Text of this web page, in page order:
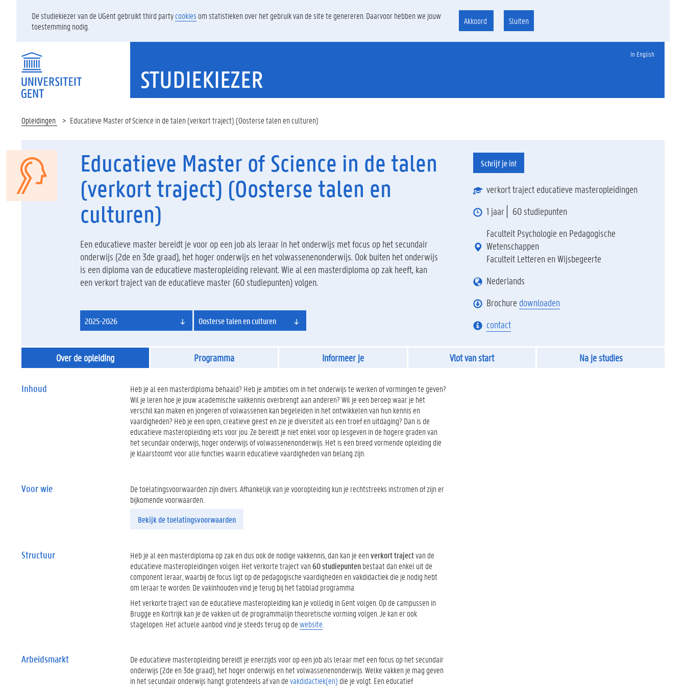
De studiekiezer van de UGent gebruikt third partycookies om statistieken over het gebruik van de site te genereren. Daarvoor hebben we jouw
toestemming nodig.
Akkoord Sluiten
In English
STUDIEKIEZER
Opleidingen Educatieve Master of Science in de talen (verkort traject) (Oosterse talen en culturen)
Educatieve Master of Science in de talen
(verkort traject) (Oosterse talen en
culturen)
Een educatieve master bereidt je voor op een job als leraar in het onderwijs met focus op het secundair
onderwijs (2de en 3de graad), het hoger onderwijs en het volwassenenonderwijs. Ook buiten het onderwijs
is een diploma van de educatieve masteropleiding relevant. Wie al een masterdiploma op zak heeft, kan
een verkort traject van de educatieve master (60 studiepunten) volgen.
2025-2026 Oosterse talen en culturen
Schrijf je in!
verkort traject educatieve masteropleidingen
1 jaar
60 studiepunten
Faculteit Psychologie en Pedagogische
Wetenschappen
Faculteit Letteren en Wijsbegeerte
Nederlands
Brochure downloaden
contact
Over de opleiding Programma Informeer je Vlot van start Na je studies
Inhoud
Heb je al een masterdiploma behaald? Heb je ambities om in het onderwijs te werken of vormingen te geven?
Wil je leren hoe je jouw academische vakkennis overbrengt aan anderen? Wil je een beroep waar je hét
verschil kan maken en jongeren of volwassenen kan begeleiden in het ontwikkelen van hun kennis en
vaardigheden? Heb je een open, creatieve geest en zie je diversiteit als een troef en uitdaging? Dan is de
educatieve masteropleiding iets voor jou. Ze bereidt je niet enkel voor op lesgeven in de hogere graden van
het secundair onderwijs, hoger onderwijs of volwassenenonderwijs. Het is een breed vormende opleiding die
je klaarstoomt voor alle functies waarin educatieve vaardigheden van belang zijn.
Voor wie
De toelatingsvoorwaarden zijn divers. Afhankelijk van je vooropleiding kun je rechtstreeks instromen of zijn er
bijkomende voorwaarden.
Bekijk de toelatingsvoorwaarden
Structuur Heb je al een masterdiploma op zak en dus ook de nodige vakkennis, dan kan je eenverkort trajectvan de
educatieve masteropleidingen volgen. Het verkorte traject van60 studiepuntenbestaat dan enkel uit de
component leraar, waarbij de focus ligt op de pedagogische vaardigheden en vakdidactiek die je nodig hebt
om leraar te worden. De vakinhouden vind je terug bij het tabblad programma.
Het verkorte traject van de educatieve masteropleiding kan je volledig in Gent volgen. Op de campussen in
Brugge en Kortrijk kan je de vakken uit de programmalijn theoretische vorming volgen. Je kan er ook
stagelopen. Het actuele aanbod vind je steeds terug op dewebsite
Arbeidsmarkt
De educatieve masteropleiding bereidt je enerzijds voor op een job als leraar met een focus op het secundair
onderwijs (2de en 3de graad), het hoger onderwijs en het volwassenenonderwijs. Welke vakken je mag geven
in het secundair onderwijs hangt grotendeels af van devakdidactiek(en) die je volgt. Een educatief